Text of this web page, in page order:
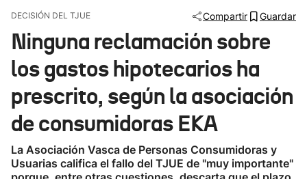
Ikusmiran
Eguraldia
DECISIÓN DEL TJUE Compartir Guardar
Ninguna reclamación sobre
los gastos hipotecarios ha
prescrito, según la asociación
de consumidoras EKA
La Asociación Vasca de Personas Consumidoras y
Usuarias califica el fallo del TJUE de "muy importante"